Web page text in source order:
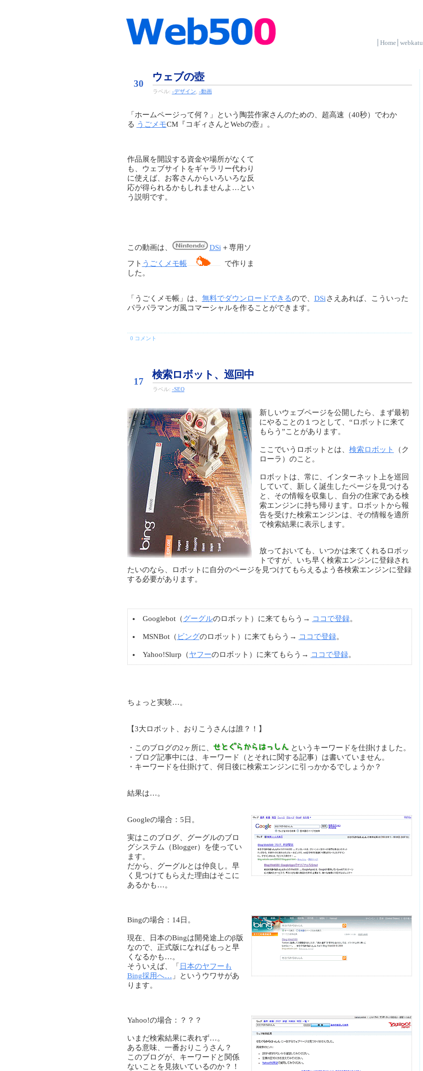
Home webkatu
30
ウェブの壺
ラベル: -デザイン -動画
「ホームページって何？」という陶芸作家さんのための、超高速（40秒）でわか
る うごメモCM『コギィさんとWebの壺』。
作品展を開設する資金や場所がなくて
も、ウェブサイトをギャラリー代わり
に使えば、お客さんからいろいろな反
応が得られるかもしれませんよ…とい
う説明です。
この動画は、 DSi ＋専用ソ
フト うごくメモ帳
で作りま
した。
「うごくメモ帳」は、 無料でダウンロードできるので、 DSi さえあれば、こういった
パラパラマンガ風コマーシャルを作ることができます。
0 コメント
17
検索ロボット、巡回中
ラベル: -SEO
新しいウェブページを公開したら、まず最初
にやることの１つとして、“ロボットに来て
もらう”ことがあります。
ここでいうロボットとは、 検索ロボット
（ク
ローラ）のこと。
ロボットは、常に、インターネット上を巡回
していて、新しく誕生したページを見つける
と、その情報を収集し、自分の住家である検
索エンジンに持ち帰ります。ロボットから報
告を受けた検索エンジンは、その情報を適所
で検索結果に表示します。
放っておいても、いつかは来てくれるロボッ
トですが、いち早く検索エンジンに登録され
たいのなら、ロボットに自分のページを見つけてもらえるよう各検索エンジンに登録
する必要があります。
Googlebot（グーグルのロボット）に来てもらう→ ココで登録。
MSNBot（ ビングのロボット）に来てもらう→ ココで登録。
Yahoo!Slurp（ヤフーのロボット）に来てもらう→ ココで登録。
ちょっと実験…。
【3大ロボット、おりこうさんは誰？！】
・このブログの2ヶ所に、
というキーワードを仕掛けました。
・ブログ記事中には、キーワード（とそれに関する記事）は書いていません。
・キーワードを仕掛けて、何日後に検索エンジンに引っかかるでしょうか？
結果は…。
Googleの場合：5日。
実はこのブログ、グーグルのブロ
グシステム（Blogger）を使ってい
ます。
だから、グーグルとは仲良し。早
く見つけてもらえた理由はそこに
あるかも…。
Bingの場合：14日。
現在、日本のBingは開発途上のβ版
なので、正式版になればもっと早
くなるかも…。
そういえば、「 日本のヤフーも
Bing採用へ… 」というウワサがあ
ります。
Yahoo!の場合：？？？
いまだ検索結果に表れず…。
ある意味、一番おりこうさん？
このブログが、キーワードと関係
ないことを見抜いているのか？！